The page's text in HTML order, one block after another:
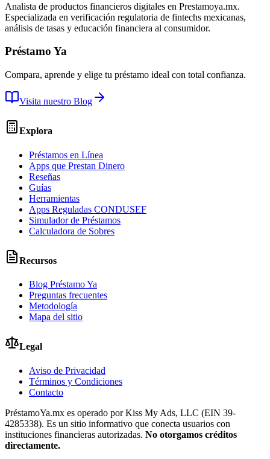
Analista de productos financieros digitales en Prestamoya.mx.
Especializada en verificación regulatoria de fintechs mexicanas,
análisis de tasas y educación financiera al consumidor.
Préstamo Ya
Compara, aprende y elige tu préstamo ideal con total confianza.
Visita nuestro Blog
Explora
Préstamos en Línea
Apps que Prestan Dinero
Reseñas
Guías
Herramientas
Apps Reguladas CONDUSEF
Simulador de Préstamos
Calculadora de Sobres
Recursos
Blog Préstamo Ya
Preguntas frecuentes
Metodología
Mapa del sitio
Legal
Aviso de Privacidad
Términos y Condiciones
Contacto
PréstamoYa.mx es operado por Kiss My Ads, LLC (EIN 39-
4285338). Es un sitio informativo que conecta usuarios con
instituciones financieras autorizadas. No otorgamos créditos
directamente.